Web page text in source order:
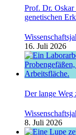
Prof. Dr. Oskar
genetischen
16. Juli 2026
Der lange Weg
8. Juli 2026